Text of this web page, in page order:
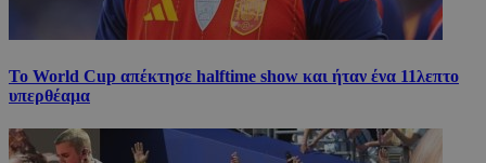
Το World Cup απέκτησε halftime show και ήταν ένα 11λεπτο
υπερθέαμα